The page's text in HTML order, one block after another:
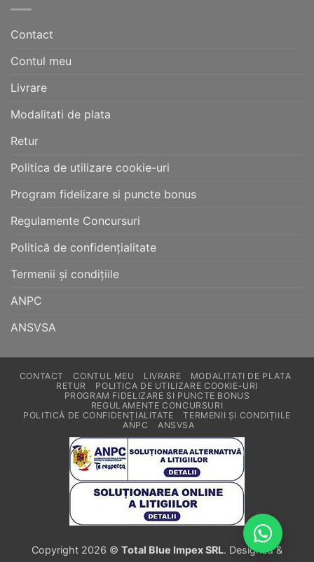
Contact
Contul meu
Livrare
Modalitati de plata
Retur
Politica de utilizare cookie-uri
Program fidelizare si puncte bonus
Regulamente Concursuri
Politică de confidențialitate
Termenii și condițiile
ANPC
ANSVSA
CONTACT CONTUL MEU LIVRARE
MODALITATI DE PLATA
RETUR
POLITICA DE UTILIZARE COOKIE-URI
PROGRAM FIDELIZARE SI PUNCTE BONUS
REGULAMENTE CONCURSURI
POLITICĂ DE CONFIDENȚIALITATE
TERMENII ȘI CONDIȚIILE
ANPC
ANSVSA
Copyright 2026 © Total Blue Impex SRL. Designed &